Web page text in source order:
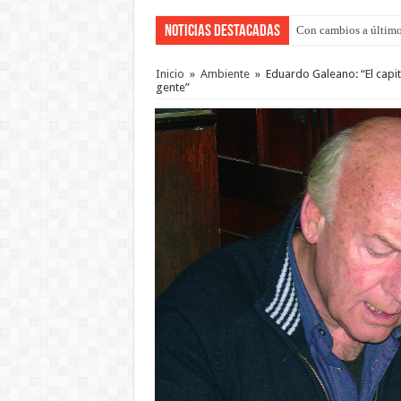
Noticias Destacadas Con cambios a
Adopción en Entre
Inicio » Ambiente » Eduardo Galeano: “El
gente”